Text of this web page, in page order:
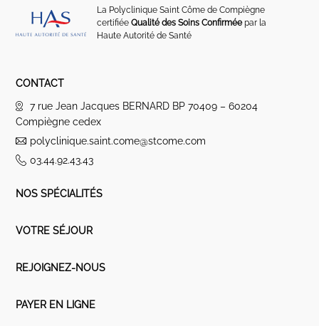
La Polyclinique Saint Côme de Compiègne
certifiéeQualité des Soins Confirméepar la
Haute Autorité de Santé
CONTACT
7 rue Jean Jacques BERNARD BP 70409 – 60204
Compiègne cedex
polyclinique.saint.come@stcome.com
03.44.92.43.43
NOS SPÉCIALITÉS
VOTRE SÉJOUR
REJOIGNEZ-NOUS
PAYER EN LIGNE